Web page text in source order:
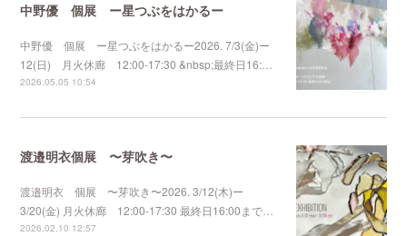
中野優 個展 ー星つぶをはかるー
中野優 個展 ー星つぶをはかるー2026. 7/3(金)ー
12(日) 月火休廊 12:00-17:30 &nbsp;最終日16:…
2026.05.05 10:54
渡邉明衣個展 〜芽吹き〜
渡邉明衣 個展 〜芽吹き〜2026. 3/12(木)ー
3/20(金) 月火休廊 12:00-17:30 最終日16:00まで…
2026.02.10 12:57